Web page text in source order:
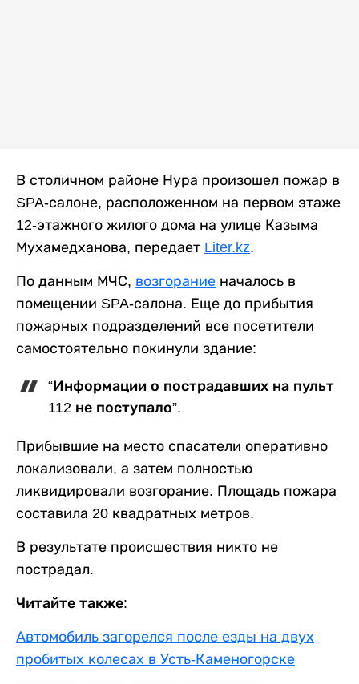
В столичном районе Нура произошел пожар в
SPA-салоне, расположенном на первом этаже
12-этажного жилого дома на улице Казыма
Мухамедханова, передает Liter.kz.
По данным МЧС, возгорание началось в
помещении SPA-салона. Еще до прибытия
пожарных подразделений все посетители
самостоятельно покинули здание:
“Информации о пострадавших на пульт
112 не поступало”.
Прибывшие на место спасатели оперативно
локализовали, а затем полностью
ликвидировали возгорание. Площадь пожара
составила 20 квадратных метров.
В результате происшествия никто не
пострадал.
Читайте также:
Автомобиль загорелся после езды на двух
пробитых колесах в Усть-Каменогорске